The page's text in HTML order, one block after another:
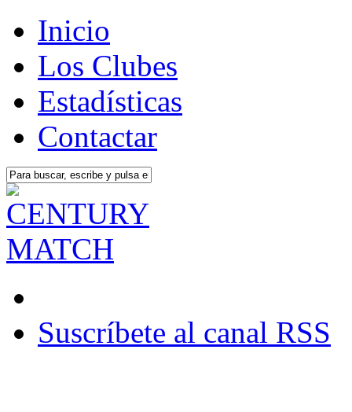
Inicio
Los Clubes
Estadísticas
Contactar
Suscríbete al canal RSS